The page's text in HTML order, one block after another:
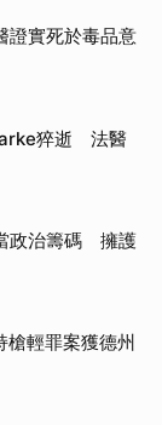
實死於毒品意
猝逝 法醫
政治籌碼 擁護
輕罪案獲德州